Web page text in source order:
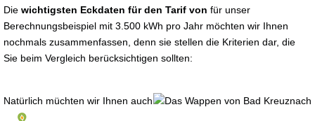
Die wichtigsten Eckdaten für den Tarif von für unser
Berechnungsbeispiel mit 3.500 kWh pro Jahr möchten wir Ihnen
nochmals zusammenfassen, denn sie stellen die Kriterien dar, die
Sie beim Vergleich berücksichtigen sollten:
Natürlich müchten wir Ihnen auch